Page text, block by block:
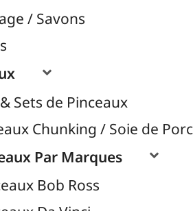
Pinsel
Naturels
Acrylique
Aquarelle
Gouache
Huile